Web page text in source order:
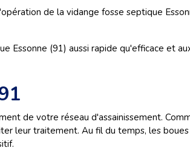
de la vidange fosse septique
Essonne (91) aussi rapide qu'efficace et
de votre réseau d'assainissement.
leur traitement. Au fil du temps, les boues